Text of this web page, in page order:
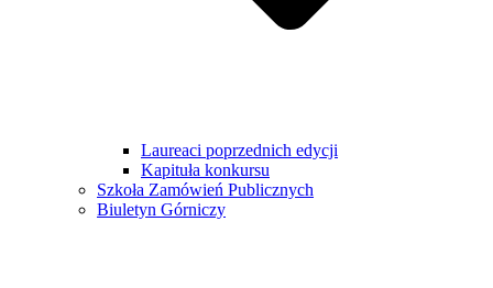
Laureaci poprzednich edycji
Kapituła konkursu
Szkoła Zamówień Publicznych
Biuletyn Górniczy